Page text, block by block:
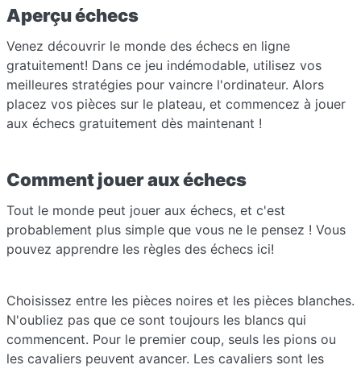
Aperçu échecs
Venez découvrir le monde des échecs en ligne
gratuitement! Dans ce jeu indémodable, utilisez vos
meilleures stratégies pour vaincre l'ordinateur. Alors
placez vos pièces sur le plateau, et commencez à jouer
aux échecs gratuitement dès maintenant !
Comment jouer aux échecs
Tout le monde peut jouer aux échecs, et c'est
probablement plus simple que vous ne le pensez ! Vous
pouvez apprendre les règles des échecs ici!
Choisissez entre les pièces noires et les pièces blanches.
N'oubliez pas que ce sont toujours les blancs qui
commencent. Pour le premier coup, seuls les pions ou
les cavaliers peuvent avancer. Les cavaliers sont les